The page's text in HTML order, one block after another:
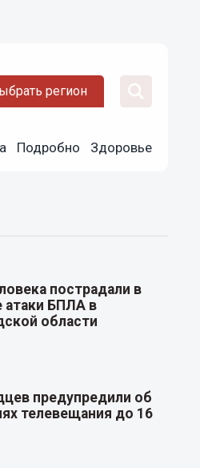
регион
Подробно Здоровье
пострадали в
атаки БПЛА в
области
предупредили об
телевещания до 16